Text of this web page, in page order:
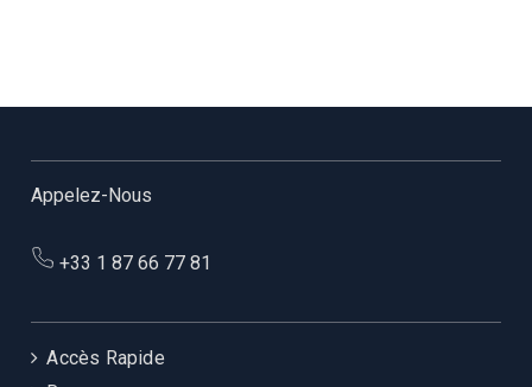
Appelez-Nous
+33 1 87 66 77 81
Accès Rapide